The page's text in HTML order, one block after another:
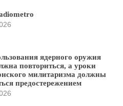
ядерного оружия
повториться, а уроки
милитаризма должны
предостережением